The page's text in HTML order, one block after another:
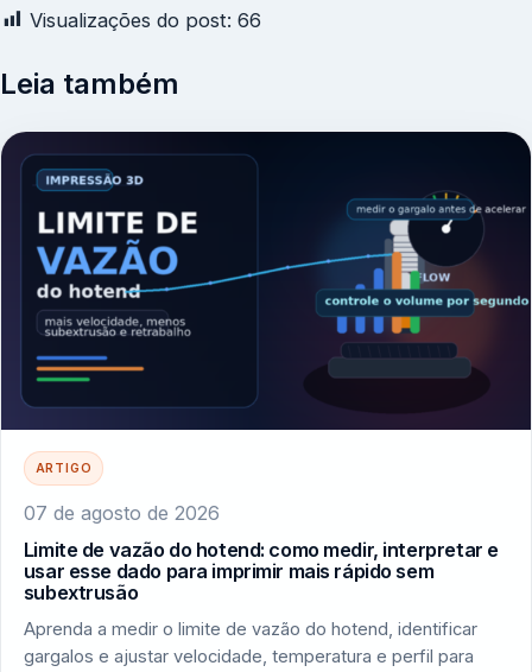
Visualizações do post: 66
Leia também
ARTIGO
07 de agosto de 2026
Limite de vazão do hotend: como medir, interpretar e
usar esse dado para imprimir mais rápido sem
subextrusão
Aprenda a medir o limite de vazão do hotend, identificar
gargalos e ajustar velocidade, temperatura e perfil para